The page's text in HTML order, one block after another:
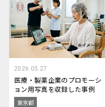
2026.05.27
医療・製薬企業のプロモーシ
ョン用写真を収録した事例
東京都